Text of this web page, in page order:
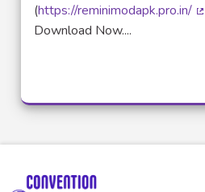
(https://reminimodapk.pro.in/
Download Now....